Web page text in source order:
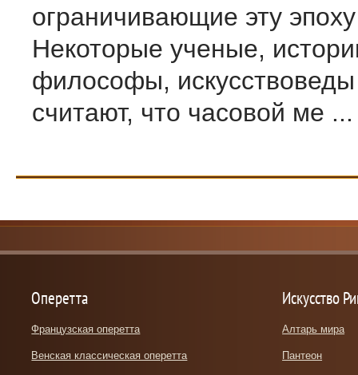
ограничивающие эту
Некоторые ученые,
философы,
считают, что часовой ме ...
Оперетта
Французская оперетта
Венская классическая оперетта
Искусство
Алтарь мира
Пантеон